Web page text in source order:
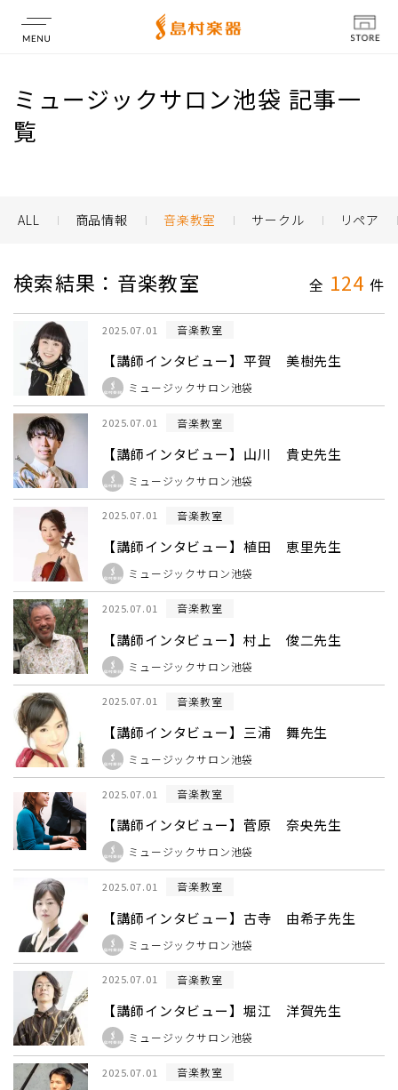
店舗情報
ミュージックサロン池袋 記事一
覧
ALL 商品情報 音楽教室 サークル リペア
検索結果：音楽教室 全 124 件
2025.07.01 音楽教室
【講師インタビュー】平賀 美樹先生
ミュージックサロン池袋
2025.07.01 音楽教室
【講師インタビュー】山川 貴史先生
ミュージックサロン池袋
2025.07.01 音楽教室
【講師インタビュー】植田 恵里先生
ミュージックサロン池袋
2025.07.01 音楽教室
【講師インタビュー】村上 俊二先生
ミュージックサロン池袋
2025.07.01 音楽教室
【講師インタビュー】三浦 舞先生
ミュージックサロン池袋
2025.07.01 音楽教室
【講師インタビュー】菅原 奈央先生
ミュージックサロン池袋
2025.07.01 音楽教室
【講師インタビュー】古寺 由希子先生
ミュージックサロン池袋
2025.07.01 音楽教室
【講師インタビュー】堀江 洋賀先生
ミュージックサロン池袋
2025.07.01 音楽教室